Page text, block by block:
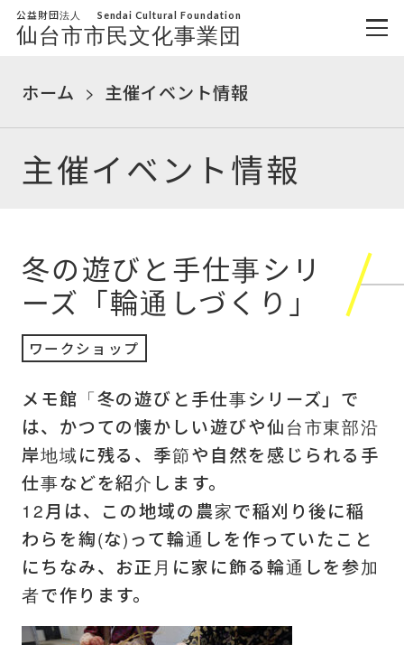
公益財団法人 Sendai Cultural Foundation
仙台市市民文化事業団
ホーム 主催イベント情報
主催イベント情報
冬の遊びと手仕事シリ
ーズ「輪通しづくり」
ワークショップ
メモ館「冬の遊びと手仕事シリーズ」で
は、かつての懐かしい遊びや仙台市東部沿
岸地域に残る、季節や自然を感じられる手
仕事などを紹介します。
12月は、この地域の農家で稲刈り後に稲
わらを綯(な)って輪通しを作っていたこと
にちなみ、お正月に家に飾る輪通しを参加
者で作ります。